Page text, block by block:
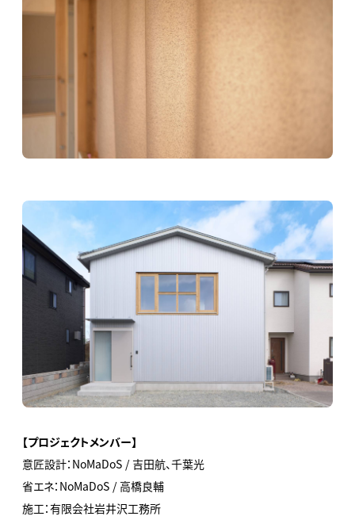
【プロジェクトメンバー】
意匠設計：NoMaDoS / 吉田航、千葉光
省エネ：NoMaDoS / 高橋良輔
施工：有限会社岩井沢工務所